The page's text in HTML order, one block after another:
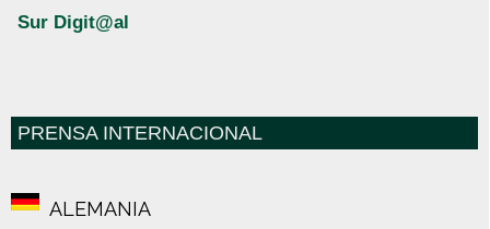
Sur Digit@al
PRENSA INTERNACIONAL
ALEMANIA